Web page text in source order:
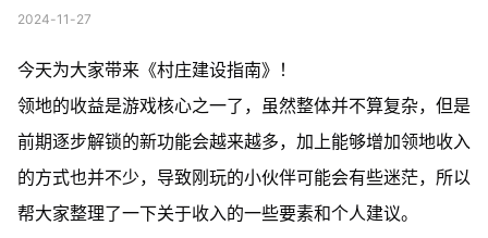
2024-11-27
今天为大家带来《村庄建设指南》！
领地的收益是游戏核心之一了，虽然整体并不算复杂，但是
前期逐步解锁的新功能会越来越多，加上能够增加领地收入
的方式也并不少，导致刚玩的小伙伴可能会有些迷茫，所以
帮大家整理了一下关于收入的一些要素和个人建议。